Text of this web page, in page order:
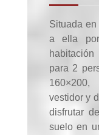
Situada
a ella
para 2
vestidor y
disfrutar
suelo en